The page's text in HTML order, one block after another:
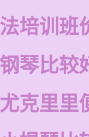
培训班
琴比较
克里里